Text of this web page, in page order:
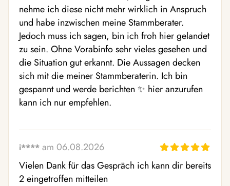
nehme ich diese nicht mehr wirklich in Anspruch
und habe inzwischen meine Stammberater.
Jedoch muss ich sagen, bin ich froh hier gelandet
zu sein. Ohne Vorabinfo sehr vieles gesehen und
die Situation gut erkannt. Die Aussagen decken
sich mit die meiner Stammberaterin. Ich bin
gespannt und werde berichten ✨️ hier anzurufen
kann ich nur empfehlen.
i**** am 06.08.2026
Vielen Dank für das Gespräch ich kann dir bereits
2 eingetroffen mitteilen